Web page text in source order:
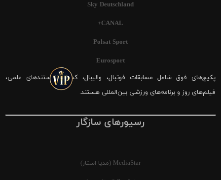
Sky Deutschland
CANAL+
Polsat Sport
Eurosport
پکیج‌های فوق شامل مسابقات فوتبال، والیبال، کشتی، مستندهای علمی،
فیلم‌های روز و برنامه‌های ورزشی بین‌المللی هستند.
رسیورهای سازگار
MediaStar (مدیا استار)